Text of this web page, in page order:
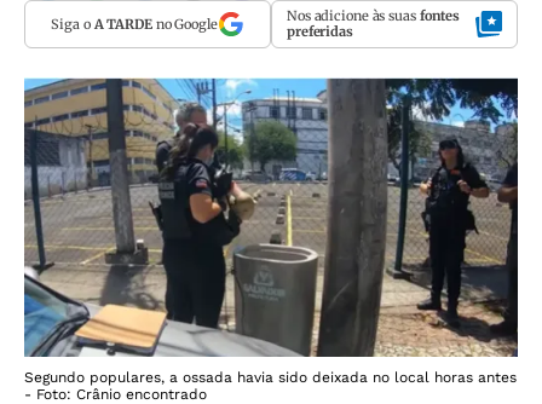
Siga o A TARDEno Google Nos adicione às suas fontes
preferidas
Segundo populares, a ossada havia sido deixada no local horas antes
- Foto: Crânio encontrado